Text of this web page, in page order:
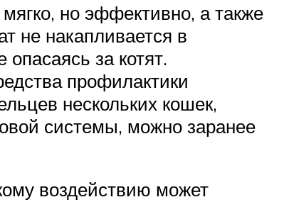
но эффективно, а также
не накапливается в
за котят.
профилактики
нескольких кошек,
системы, можно заранее
воздействию может